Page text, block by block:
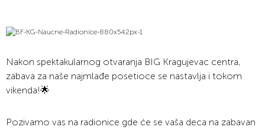
Nakon spektakularnog otvaranja BIG Kragujevac centra,
zabava za naše najmlađe posetioce se nastavlja i tokom
vikenda!🌟
Pozivamo vas na radionice gde će se vaša deca na zabavan